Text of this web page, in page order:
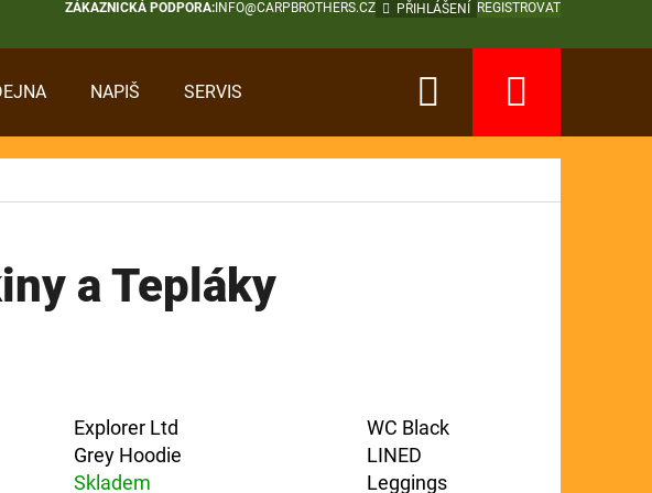
ZÁKAZNICKÁ PODPORA:INFO@CARPBROTHERS.CZ PŘIHLÁŠENÍ REGISTROVAT
NAPIŠ SERVIS Hledat
a Tepláky
Explorer Ltd
Grey Hoodie
Skladem
WC Black
LINED
Leggings